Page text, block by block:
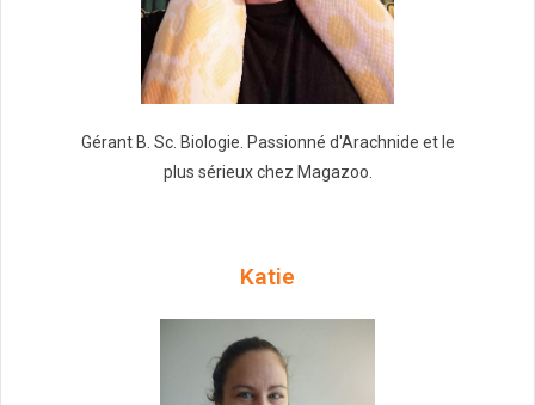
Gérant B. Sc. Biologie. Passionné d'Arachnide et le
plus sérieux chez Magazoo.
Katie